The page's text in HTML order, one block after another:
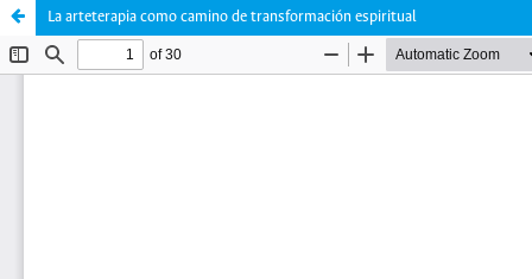
La arteterapia como camino de transformación espiritual